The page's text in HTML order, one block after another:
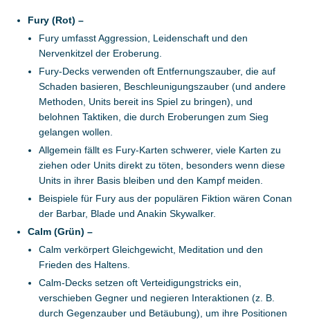
Fury (Rot) –
Fury umfasst Aggression, Leidenschaft und den
Nervenkitzel der Eroberung.
Fury-Decks verwenden oft Entfernungszauber, die auf
Schaden basieren, Beschleunigungszauber (und andere
Methoden, Units bereit ins Spiel zu bringen), und
belohnen Taktiken, die durch Eroberungen zum Sieg
gelangen wollen.
Allgemein fällt es Fury-Karten schwerer, viele Karten zu
ziehen oder Units direkt zu töten, besonders wenn diese
Units in ihrer Basis bleiben und den Kampf meiden.
Beispiele für Fury aus der populären Fiktion wären Conan
der Barbar, Blade und Anakin Skywalker.
Calm (Grün) –
Calm verkörpert Gleichgewicht, Meditation und den
Frieden des Haltens.
Calm-Decks setzen oft Verteidigungstricks ein,
verschieben Gegner und negieren Interaktionen (z. B.
durch Gegenzauber und Betäubung), um ihre Positionen